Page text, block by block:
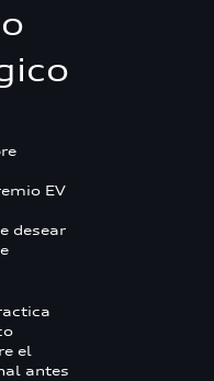
EV
desear
el
antes